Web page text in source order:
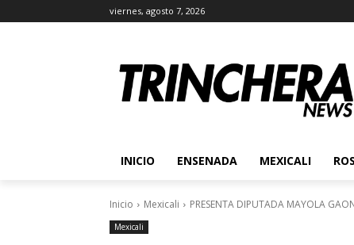
viernes, agosto 7, 2026
INICIO ENSENADA MEXICALI
Inicio Mexicali PRESENTA DIPUTADA MAYOLA
Mexicali